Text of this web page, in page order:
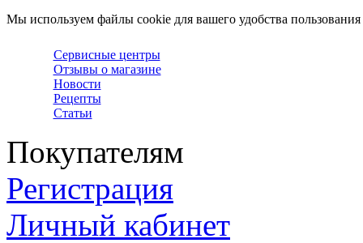
Мы используем файлы cookie для вашего удобства
Сервисные центры
Отзывы о магазине
Новости
Рецепты
Статьи
Покупателям
Регистрация
Личный кабинет